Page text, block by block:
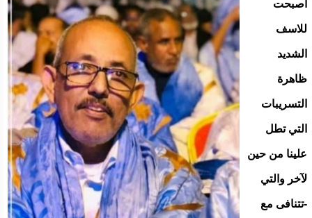
أصبحت
للاسف
الشديد
ظاهرة
التسريبات
التي تطل
علينا من حين
لآخر والتي
-تتنافى مع